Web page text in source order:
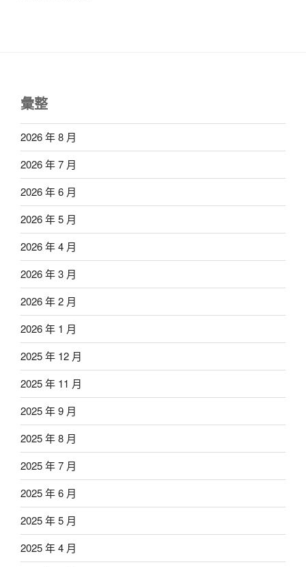
彙整
2026 年 8 月
2026 年 7 月
2026 年 6 月
2026 年 5 月
2026 年 4 月
2026 年 3 月
2026 年 2 月
2026 年 1 月
2025 年 12 月
2025 年 11 月
2025 年 9 月
2025 年 8 月
2025 年 7 月
2025 年 6 月
2025 年 5 月
2025 年 4 月